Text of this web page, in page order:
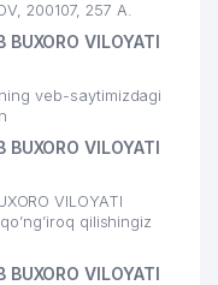
200107, 257 А.
BUXORO VILOYATI
veb-saytimizdagi
BUXORO VILOYATI
VILOYATI
qilishingiz
BUXORO VILOYATI